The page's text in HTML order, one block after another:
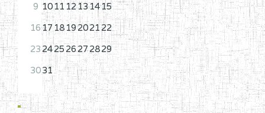
9 1011 12131415
161718 19202122
232425 26272829
3031